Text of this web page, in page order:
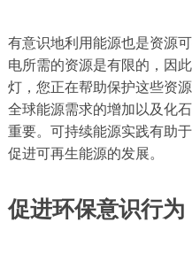
有意识地利用能源也是资源
电所需的资源是有限的，因
灯，您正在帮助保护这些资
全球能源需求的增加以及化
重要。可持续能源实践有助
促进可再生能源的发展。
促进环保意识行为